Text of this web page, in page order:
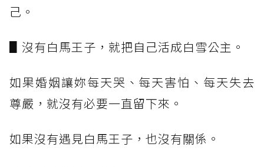
己。
▋沒有白馬王子，就把自己活成白雪公主。
如果婚姻讓妳每天哭、每天害怕、每天失去
尊嚴，就沒有必要一直留下來。
如果沒有遇見白馬王子，也沒有關係。